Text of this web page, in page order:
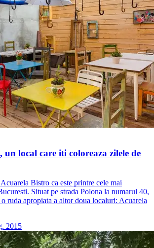
un local care iti coloreaza zilele de
Bistro ca este printre cele mai
Situat pe strada Polona la numarul 40,
ruda apropiata a altor doua localuri: Acuarela
2015